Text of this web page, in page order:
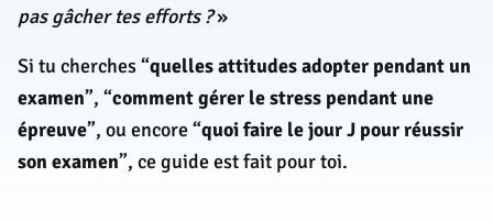
pas gâcher tes efforts ?»
Si tu cherches “quelles attitudes adopter pendant un
examen”, “comment gérer le stress pendant une
épreuve”, ou encore “quoi faire le jour J pour réussir
son examen”, ce guide est fait pour toi.